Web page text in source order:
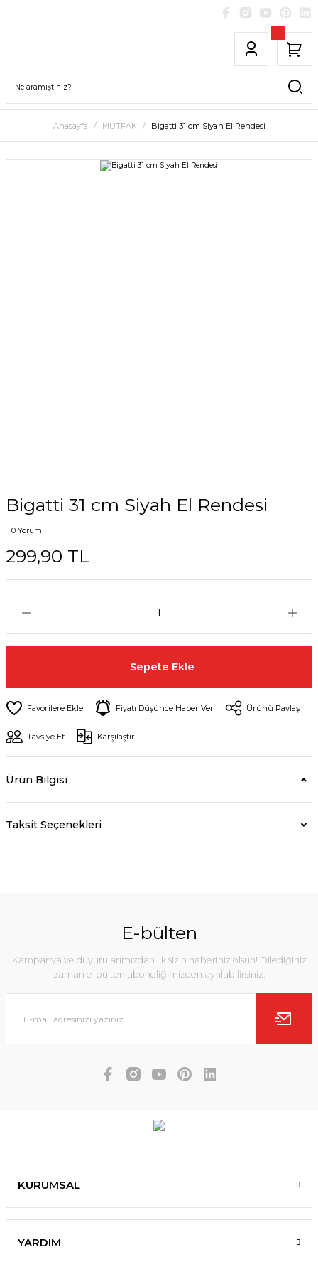
Anasayfa MUTFAK Bigatti 31 cm Siyah El Rendesi
Bigatti 31 cm Siyah El Rendesi
0 Yorum
299,90 TL
Sepete Ekle
Fiyatı Düşünce Haber Ver Ürünü Paylaş
Tavsiye Et Karşılaştır
Ürün Bilgisi
Taksit Seçenekleri
E-bülten
Kampanya ve duyurularımızdan ilk sizin haberiniz olsun! Dilediğiniz
zaman e-bülten aboneliğimizden ayrılabilirsiniz.
KURUMSAL
YARDIM